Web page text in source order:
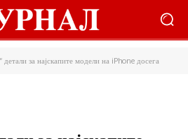
детали за најскапите модели на iPhone досега